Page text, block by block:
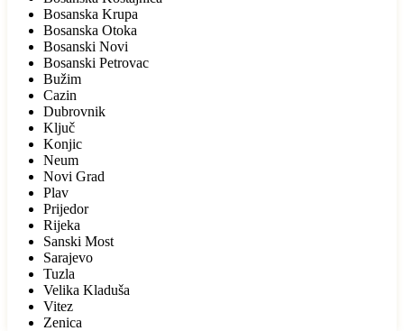
Bosanska Krupa
Bosanska Otoka
Bosanski Novi
Bosanski Petrovac
Bužim
Cazin
Dubrovnik
Ključ
Konjic
Neum
Novi Grad
Plav
Prijedor
Rijeka
Sanski Most
Sarajevo
Tuzla
Velika Kladuša
Vitez
Zenica